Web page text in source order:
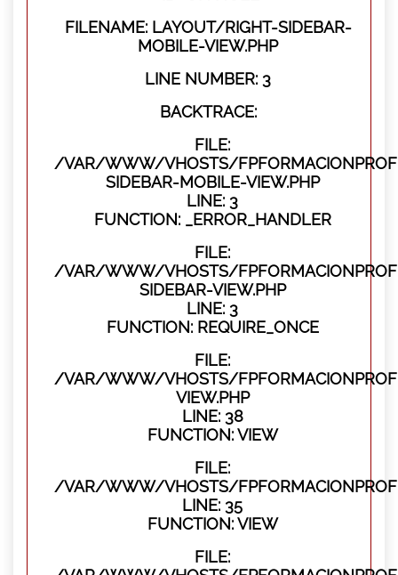
FILENAME: LAYOUT/RIGHT-SIDEBAR-
MOBILE-VIEW.PHP
LINE NUMBER: 3
BACKTRACE:
FILE:
/VAR/WWW/VHOSTS/
SIDEBAR-MOBILE-VIEW.PHP
LINE: 3
FUNCTION: _ERROR_HANDLER
FILE:
/VAR/WWW/VHOSTS/
SIDEBAR-VIEW.PHP
LINE: 3
FUNCTION: REQUIRE_ONCE
FILE:
/VAR/WWW/VHOSTS/
VIEW.PHP
LINE: 38
FUNCTION: VIEW
FILE:
/VAR/WWW/VHOSTS/
LINE: 35
FUNCTION: VIEW
FILE: